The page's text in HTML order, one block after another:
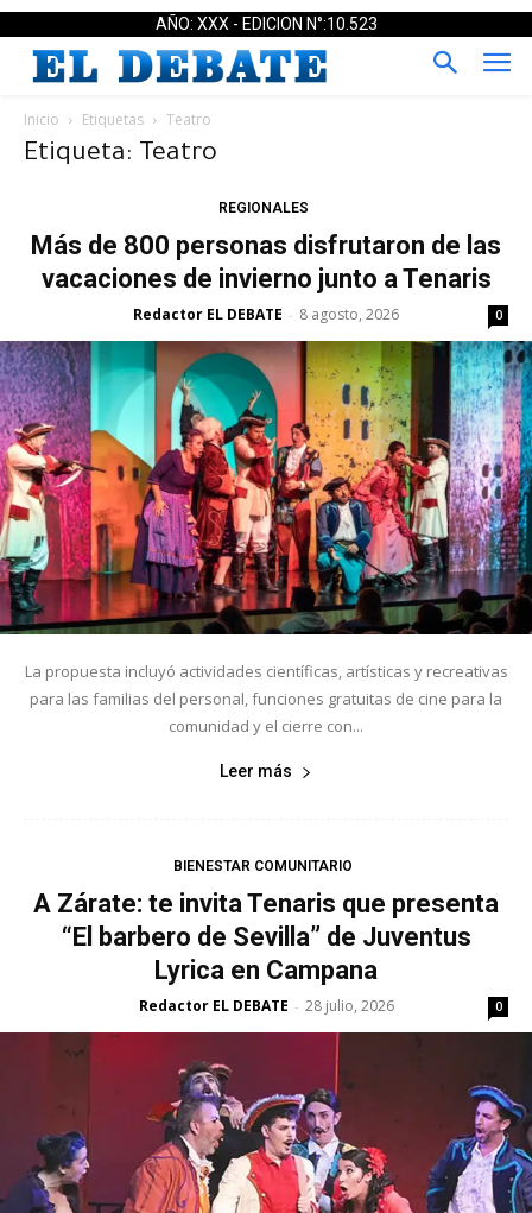
AÑO: XXX - EDICION N°:10.523
Inicio Etiquetas Teatro
Etiqueta: Teatro
REGIONALES
Más de 800 personas disfrutaron de las
vacaciones de invierno junto a Tenaris
Redactor EL DEBATE - 8 agosto, 2026 0
La propuesta incluyó actividades científicas, artísticas y recreativas
para las familias del personal, funciones gratuitas de cine para la
comunidad y el cierre con...
Leer más
BIENESTAR COMUNITARIO
A Zárate: te invita Tenaris que presenta
“El barbero de Sevilla” de Juventus
Lyrica en Campana
Redactor EL DEBATE - 28 julio, 2026 0